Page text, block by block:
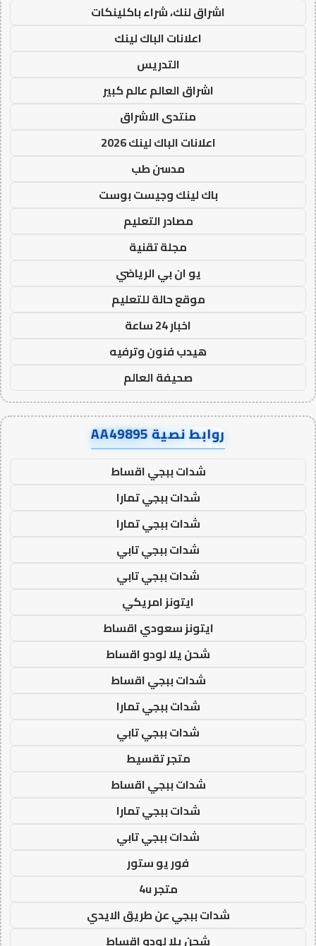
اشراق لنك، شراء باكلينكات
اعلانات الباك لينك
التدريس
اشراق العالم عالم كبير
منتدى الاشراق
اعلانات الباك لينك 2026
مدسن طب
باك لينك وجيست بوست
مصادر التعليم
مجلة تقنية
يو ان بي الرياضي
موقع حالة للتعليم
اخبار 24 ساعة
هيدب فنون وترفيه
صحيفة العالم
روابط نصية AA49895
شدات ببجي اقساط
شدات ببجي تمارا
شدات ببجي تمارا
شدات ببجي تابي
شدات ببجي تابي
ايتونز امريكي
ايتونز سعودي اقساط
شحن يلا لودو اقساط
شدات ببجي اقساط
شدات ببجي تمارا
شدات ببجي تابي
متجر تقسيط
شدات ببجي اقساط
شدات ببجي تمارا
شدات ببجي تابي
فور يو ستور
متجر 4u
شدات ببجي عن طريق الايدي
شحن يلا لودو اقساط